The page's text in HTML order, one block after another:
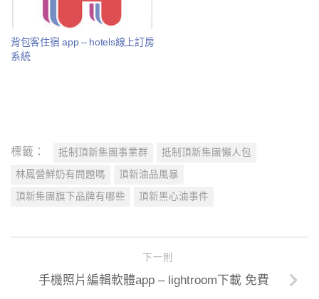
背包客住宿 app – hotels線上訂房
系統
標籤： 抵制頂新集團事業群 抵制頂新集團懶人包
林鳳營鮮奶有問題嗎 頂新油品風暴
頂新集團旗下品牌有哪些 頂新黑心油事件
下一則
手機照片編輯軟體app – lightroom下載 免費